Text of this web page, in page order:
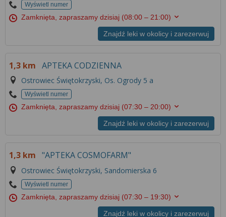
Wyświetl numer
Zamknięta, zapraszamy dzisiaj (08:00 – 21:00)
Znajdź leki w okolicy i zarezerwuj
1,3 km APTEKA CODZIENNA
Ostrowiec Świętokrzyski, Os. Ogrody 5 a
Wyświetl numer
Zamknięta, zapraszamy dzisiaj (07:30 – 20:00)
Znajdź leki w okolicy i zarezerwuj
1,3 km "APTEKA COSMOFARM"
Ostrowiec Świętokrzyski, Sandomierska 6
Wyświetl numer
Zamknięta, zapraszamy dzisiaj (07:30 – 19:30)
Znajdź leki w okolicy i zarezerwuj